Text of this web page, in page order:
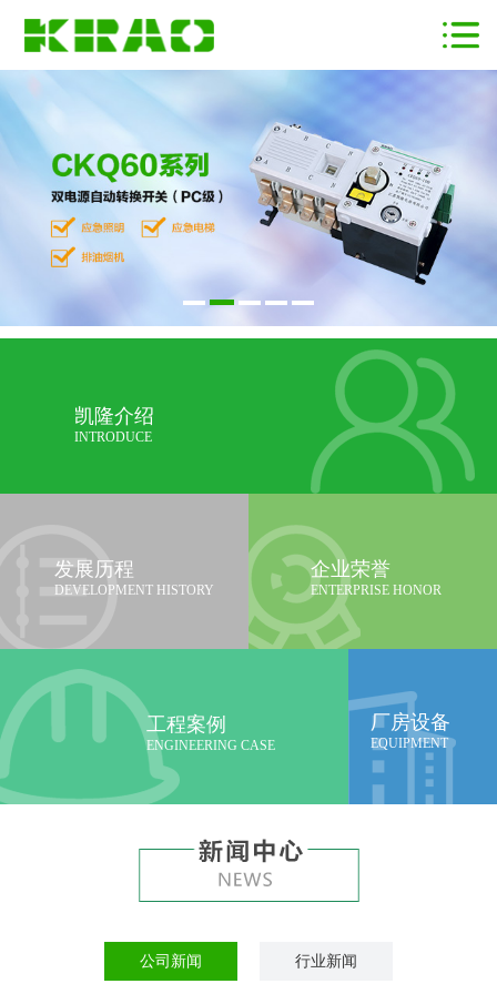
凯隆介绍
INTRODUCE
发展历程
DEVELOPMENT HISTORY
企业荣誉
ENTERPRISE HONOR
工程案例
ENGINEERING CASE
厂房设备
EQUIPMENT
公司新闻 行业新闻